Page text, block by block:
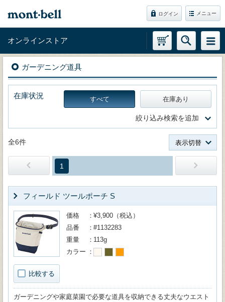
ログイン メニュー
オンラインストア
ガーデニング道具
在庫状況 すべて 在庫あり
絞り込み検索を追加
全6件 表示切替
1
フィールド ツールポーチ S
比較する
価格
¥3,900（税込）
品番
#1132283
重量
113g
カラー
ガーデニングや家庭菜園で必要な道具を収納できる丈夫なウエスト